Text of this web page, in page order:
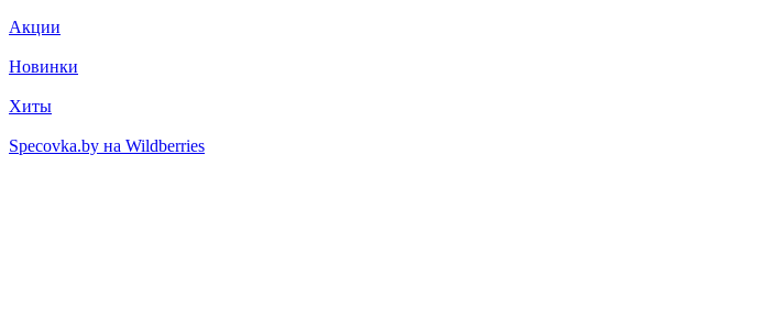
Акции
Новинки
Хиты
Specovka.by на Wildberries